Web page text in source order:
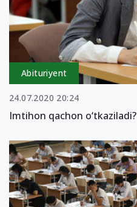
Abituriyent
24.07.2020 20:24
Imtihon qachon o‘tkaziladi?